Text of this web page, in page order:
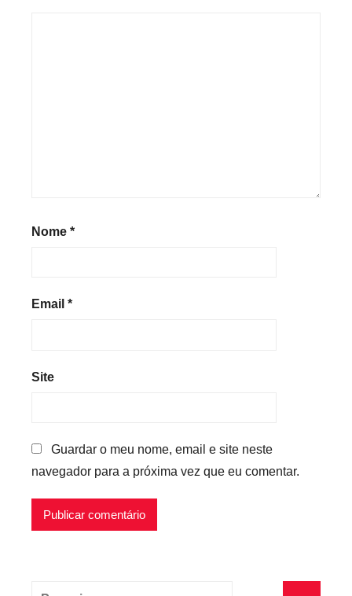
Nome *
Email *
Site
Guardar o meu nome, email e site neste
navegador para a próxima vez que eu comentar.
Pesquisar